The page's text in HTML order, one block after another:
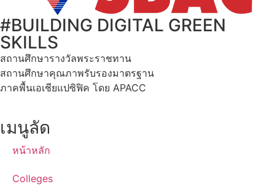
#BUILDING DIGITAL GREEN
SKILLS
สถานศึกษารางวัลพระราชทาน
สถานศึกษาคุณภาพรับรองมาตรฐาน
ภาคพื้นเอเชียแปซิฟิค โดย APACC
เมนูลัด
หน้าหลัก
Colleges